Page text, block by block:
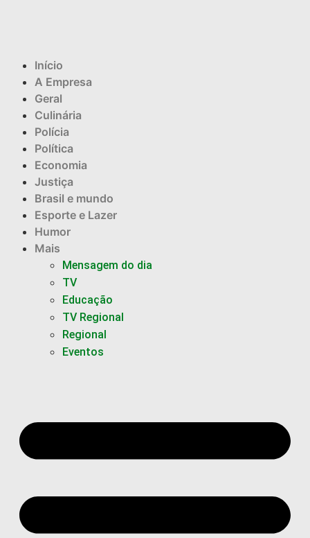
Início
A Empresa
Geral
Culinária
Polícia
Política
Economia
Justiça
Brasil e mundo
Esporte e Lazer
Humor
Mais
Mensagem do dia
TV
Educação
TV Regional
Regional
Eventos